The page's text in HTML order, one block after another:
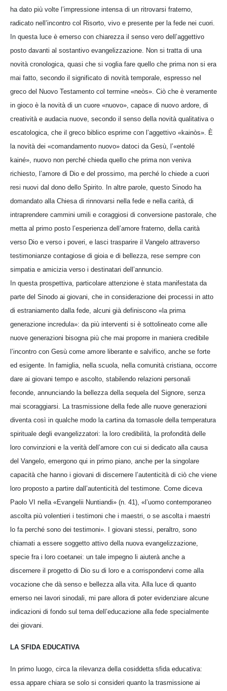
ha dato più volte l’impressione intensa di un ritrovarsi fraterno,
radicato nell’incontro col Risorto, vivo e presente per la fede nei cuori.
In questa luce è emerso con chiarezza il senso vero dell’aggettivo
posto davanti al sostantivo evangelizzazione. Non si tratta di una
novità cronologica, quasi che si voglia fare quello che prima non si era
mai fatto, secondo il significato di novità temporale, espresso nel
greco del Nuovo Testamento col termine «neòs». Ciò che è veramente
in gioco è la novità di un cuore «nuovo», capace di nuovo ardore, di
creatività e audacia nuove, secondo il senso della novità qualitativa o
escatologica, che il greco biblico esprime con l’aggettivo «kainòs». È
la novità dei «comandamento nuovo» datoci da Gesù, l’«entolé
kainé», nuovo non perché chieda quello che prima non veniva
richiesto, l’amore di Dio e del prossimo, ma perché lo chiede a cuori
resi nuovi dal dono dello Spirito. In altre parole, questo Sinodo ha
domandato alla Chiesa di rinnovarsi nella fede e nella carità, di
intraprendere cammini umili e coraggiosi di conversione pastorale, che
metta al primo posto l’esperienza dell’amore fraterno, della carità
verso Dio e verso i poveri, e lasci trasparire il Vangelo attraverso
testimonianze contagiose di gioia e di bellezza, rese sempre con
simpatia e amicizia verso i destinatari dell’annuncio.
In questa prospettiva, particolare attenzione è stata manifestata da
parte del Sinodo ai giovani, che in considerazione dei processi in atto
di estraniamento dalla fede, alcuni già definiscono «la prima
generazione incredula»: da più interventi si è sottolineato come alle
nuove generazioni bisogna più che mai proporre in maniera credibile
l’incontro con Gesù come amore liberante e salvifico, anche se forte
ed esigente. In famiglia, nella scuola, nella comunità cristiana, occorre
dare ai giovani tempo e ascolto, stabilendo relazioni personali
feconde, annunciando la bellezza della sequela del Signore, senza
mai scoraggiarsi. La trasmissione della fede alle nuove generazioni
diventa così in qualche modo la cartina da tornasole della temperatura
spirituale degli evangelizzatori: la loro credibilità, la profondità delle
loro convinzioni e la verità dell’amore con cui si dedicato alla causa
del Vangelo, emergono qui in primo piano, anche per la singolare
capacità che hanno i giovani di discernere l’autenticità di ciò che viene
loro proposto a partire dall’autenticità del testimone. Come diceva
Paolo VI nella «Evangelii Nuntiandi» (n. 41), «l’uomo contemporaneo
ascolta più volentieri i testimoni che i maestri, o se ascolta i maestri
lo fa perché sono dei testimoni». I giovani stessi, peraltro, sono
chiamati a essere soggetto attivo della nuova evangelizzazione,
specie fra i loro coetanei: un tale impegno li aiuterà anche a
discernere il progetto di Dio su di loro e a corrispondervi come alla
vocazione che dà senso e bellezza alla vita. Alla luce di quanto
emerso nei lavori sinodali, mi pare allora di poter evidenziare alcune
indicazioni di fondo sul tema dell’educazione alla fede specialmente
dei giovani.
LA SFIDA EDUCATIVA
In primo luogo, circa la rilevanza della cosiddetta sfida educativa:
essa appare chiara se solo si consideri quanto la trasmissione ai